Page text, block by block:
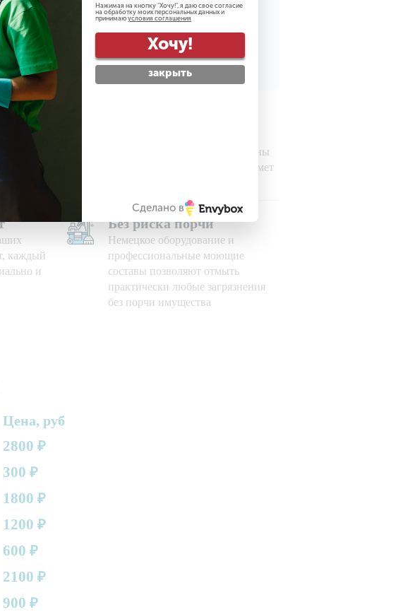
на обработку персональных данных
Все наши сотрудники проверены
службой безопасности на предмет
каждый
и
Без риска порчи
Немецкое оборудование и
профессиональные моющие
составы позволяют отмыть
практически любые загрязнения
без порчи имущества
Цена, руб
2800 ₽
300 ₽
1800 ₽
1200 ₽
600 ₽
2100 ₽
900 ₽
Нажимая на кнопку "Хочу!", я даю свое согласие
на обработку моих персональных данных и
принимаю условия соглашения
Хочу!
закрыть
Сделано в